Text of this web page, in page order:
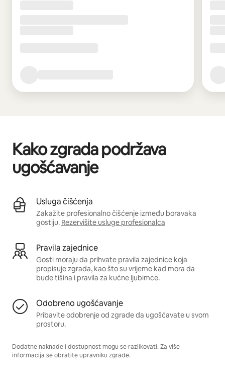
Kako zgrada podržava
ugošćavanje
Usluga čišćenja
Zakažite profesionalno čišćenje između boravaka
gostiju. Rezervišite usluge profesionalca
Pravila zajednice
Gosti moraju da prihvate pravila zajednice koja
propisuje zgrada, kao što su vrijeme kad mora da
bude tišina i pravila za kućne ljubimce.
Odobreno ugošćavanje
Pribavite odobrenje od zgrade da ugošćavate u svom
prostoru.
Dodatne naknade i dostupnost mogu se razlikovati. Za više
informacija se obratite upravniku zgrade.